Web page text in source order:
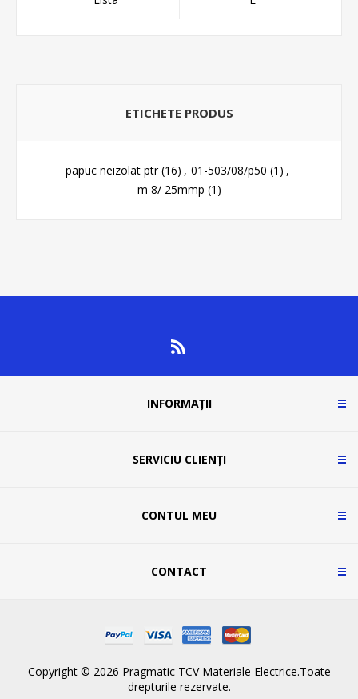
ETICHETE PRODUS
papuc neizolat ptr (16) , 01-503/08/p50 (1) ,
m 8/ 25mmp (1)
INFORMAȚII
SERVICIU CLIENȚI
CONTUL MEU
CONTACT
Copyright © 2026 Pragmatic TCV Materiale Electrice.Toate
drepturile rezervate.